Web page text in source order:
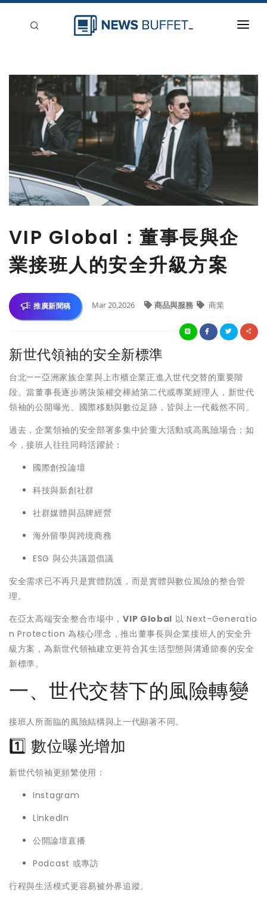
新聞稿分類
登入
刊登
VIP Global：董事長與企
業接班人的安全升級方案
推廣新聞稿 Mar 20,2026 商品與服務 商業
新世代領袖的安全新標準
台北——亞洲家族企業與上市櫃企業正進入世代交替的重要階
段。當董事長逐步將決策權交棒給第二代或專業經理人，新世代
領袖的公開曝光、國際移動與數位足跡，皆與上一代截然不同。
過去，企業領袖的安全部署多集中於重大活動或高風險場合；如
今，接班人往往同時活躍於：
國際創投論壇
科技與新創社群
社群媒體與品牌經營
海外留學與跨境商務
ESG 與公共議題倡議
安全需求已不再只是實體防護，而是實體與數位風險的整合管
理。
在亞太高端安全整合市場中，VIP Global 以 Next-Generatio
n Protection 為核心理念，推出董事長與企業接班人的安全升
級方案，為新世代領袖建立更符合其生活型態與溝通節奏的安全
新標準。
一、世代交替下的風險轉變
接班人所面臨的風險結構與上一代顯著不同。
1️⃣ 數位曝光增加
新世代領袖更頻繁使用：
Instagram
LinkedIn
公開論壇直播
Podcast 或專訪
行程與生活模式更容易被外界追蹤。